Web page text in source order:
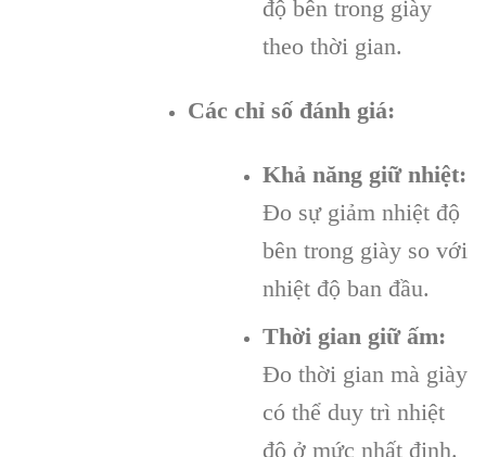
độ bên trong giày
theo thời gian.
Các chỉ số đánh giá:
Khả năng giữ nhiệt:
Đo sự giảm nhiệt độ
bên trong giày so với
nhiệt độ ban đầu.
Thời gian giữ ấm:
Đo thời gian mà giày
có thể duy trì nhiệt
độ ở mức nhất định.